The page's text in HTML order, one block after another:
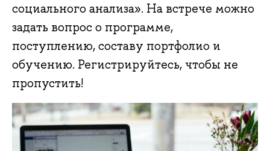
социального анализа». На встрече можно
задать вопрос о программе,
поступлению, составу портфолио и
обучению. Регистрируйтесь, чтобы не
пропустить!